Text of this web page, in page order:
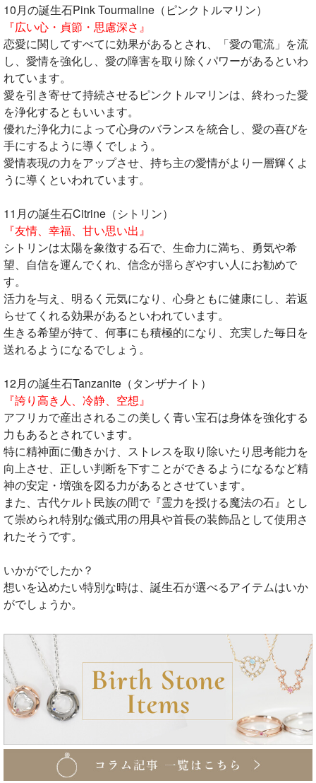
10月の誕生石Pink Tourmaline（ピンクトルマリン）
『広い心・貞節・思慮深さ』
恋愛に関してすべてに効果があるとされ、「愛の電流」を流
し、愛情を強化し、愛の障害を取り除くパワーがあるといわ
れています。
愛を引き寄せて持続させるピンクトルマリンは、終わった愛
を浄化するともいいます。
優れた浄化力によって心身のバランスを統合し、愛の喜びを
手にするように導くでしょう。
愛情表現の力をアップさせ、持ち主の愛情がより一層輝くよ
うに導くといわれています。
11月の誕生石Citrine（シトリン）
『友情、幸福、甘い思い出』
シトリンは太陽を象徴する石で、生命力に満ち、勇気や希
望、自信を運んでくれ、信念が揺らぎやすい人にお勧めで
す。
活力を与え、明るく元気になり、心身ともに健康にし、若返
らせてくれる効果があるといわれています。
生きる希望が持て、何事にも積極的になり、充実した毎日を
送れるようになるでしょう。
12月の誕生石Tanzanite（タンザナイト）
『誇り高き人、冷静、空想』
アフリカで産出されるこの美しく青い宝石は身体を強化する
力もあるとされています。
特に精神面に働きかけ、ストレスを取り除いたり思考能力を
向上させ、正しい判断を下すことができるようになるなど精
神の安定・増強を図る力があるとさせています。
また、古代ケルト民族の間で『霊力を授ける魔法の石』とし
て崇められ特別な儀式用の用具や首長の装飾品として使用さ
れたそうです。
いかがでしたか？
想いを込めたい特別な時は、誕生石が選べるアイテムはいか
がでしょうか。